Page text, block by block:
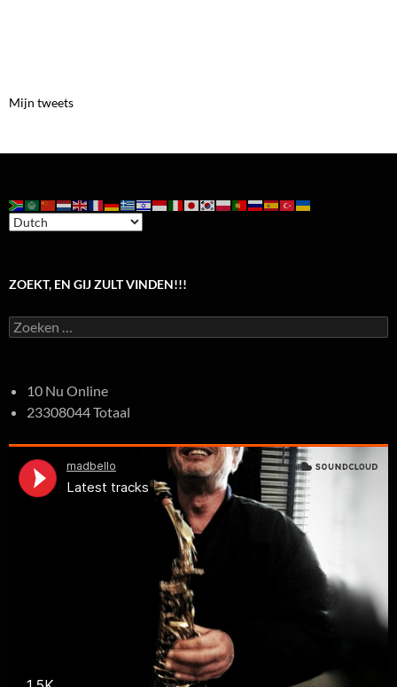
Mijn tweets
ZOEKT, EN GIJ ZULT VINDEN!!!
Zoeken
naar:
10 Nu Online
23308044 Totaal